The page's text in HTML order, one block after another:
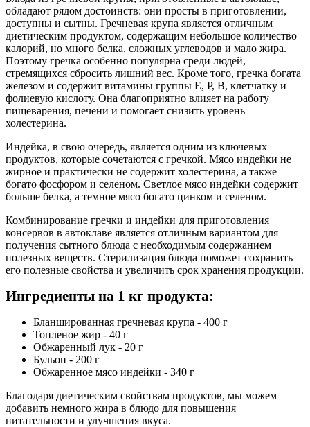
обладают рядом достоинств: они просты в приготовлении,
доступны и сытны. Гречневая крупа является отличным
диетическим продуктом, содержащим небольшое количество
калорий, но много белка, сложных углеводов и мало жира.
Поэтому гречка особенно популярна среди людей,
стремящихся сбросить лишний вес. Кроме того, гречка богата
железом и содержит витамины группы Е, Р, В, клетчатку и
фолиевую кислоту. Она благоприятно влияет на работу
пищеварения, печени и помогает снизить уровень
холестерина.
Индейка, в свою очередь, является одним из ключевых
продуктов, которые сочетаются с гречкой. Мясо индейки не
жирное и практически не содержит холестерина, а также
богато фосфором и селеном. Светлое мясо индейки содержит
больше белка, а темное мясо богато цинком и селеном.
Комбинирование гречки и индейки для приготовления
консервов в автоклаве является отличным вариантом для
получения сытного блюда с необходимым содержанием
полезных веществ. Стерилизация блюда поможет сохранить
его полезные свойства и увеличить срок хранения продукции.
Ингредиенты на 1 кг продукта:
Бланшированная гречневая крупа - 400 г
Топленое жир - 40 г
Обжаренный лук - 20 г
Бульон - 200 г
Обжаренное мясо индейки - 340 г
Благодаря диетическим свойствам продуктов, мы можем
добавить немного жира в блюдо для повышения
питательности и улучшения вкуса.